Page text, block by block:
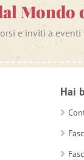
Mondo
e inviti a
Hai